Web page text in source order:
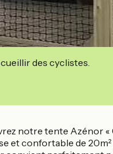
des cyclistes.
notre tente Azénor
et confortable de